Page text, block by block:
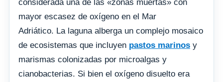
considerada una de las «zonas muertas» con
mayor escasez de oxígeno en el Mar
Adriático. La laguna alberga un complejo mosaico
de ecosistemas que incluyen pastos marinos y
marismas colonizadas por microalgas y
cianobacterias. Si bien el oxígeno disuelto era